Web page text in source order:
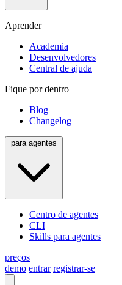
Aprender
Academia
Desenvolvedores
Central de ajuda
Fique por dentro
Blog
Changelog
Centro de agentes
CLI
Skills para agentes
preços
demo entrar registrar-se